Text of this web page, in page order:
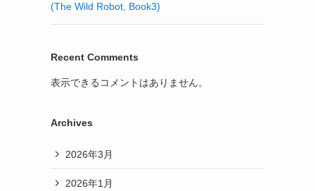
(The Wild Robot, Book3)
Recent Comments
表示できるコメントはありません。
Archives
2026年3月
2026年1月